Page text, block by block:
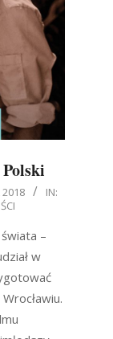
2018
IN:
–
w